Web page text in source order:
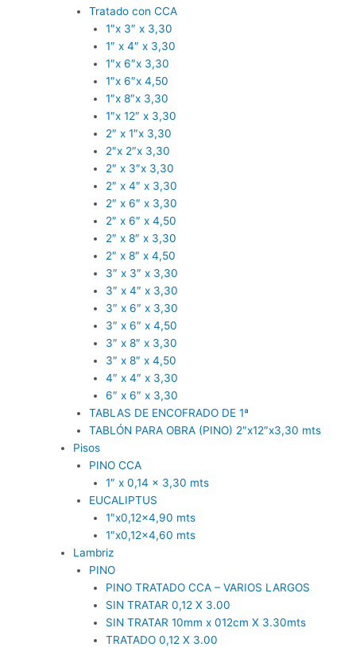
Tratado con CCA
1″x 3″ x 3,30
1″ x 4″ x 3,30
1″x 6″x 3,30
1″x 6″x 4,50
1″x 8″x 3,30
1″x 12″ x 3,30
2″ x 1″x 3,30
2″x 2″x 3,30
2″ x 3″x 3,30
2″ x 4″ x 3,30
2″ x 6″ x 3,30
2″ x 6″ x 4,50
2″ x 8″ x 3,30
2″ x 8″ x 4,50
3″ x 3″ x 3,30
3″ x 4″ x 3,30
3″ x 6″ x 3,30
3″ x 6″ x 4,50
3″ x 8″ x 3,30
3″ x 8″ x 4,50
4″ x 4″ x 3,30
6″ x 6″ x 3,30
TABLAS DE ENCOFRADO DE 1ª
TABLÓN PARA OBRA (PINO) 2″x12″x3,30 mts
Pisos
PINO CCA
1″ x 0,14 x 3,30 mts
EUCALIPTUS
1″x0,12×4,90 mts
1″x0,12×4,60 mts
Lambriz
PINO
PINO TRATADO CCA – VARIOS LARGOS
SIN TRATAR 0,12 X 3.00
SIN TRATAR 10mm x 012cm X 3.30mts
TRATADO 0,12 X 3.00